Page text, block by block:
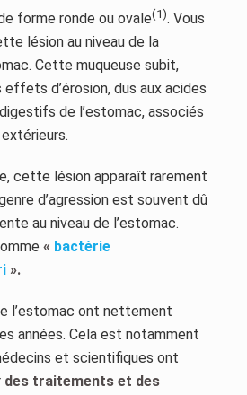
forme ronde ou ovale(1). Vous
lésion au niveau de la
Cette muqueuse subit,
d’érosion, dus aux acides
de l’estomac, associés
cette lésion apparaît rarement
d’agression est souvent dû
au niveau de l’estomac.
« bactérie
».
l’estomac ont nettement
années. Cela est notamment
et scientifiques ont
des traitements et des